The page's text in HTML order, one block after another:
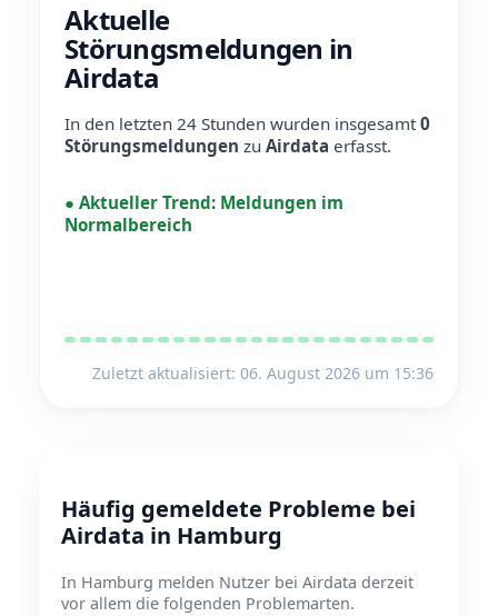
Aktuelle
Störungsmeldungen in
Airdata
In den letzten 24 Stunden wurden insgesamt0
Störungsmeldungen zu Airdata erfasst.
● Aktueller Trend: Meldungen im
Normalbereich
Zuletzt aktualisiert: 06. August 2026 um 15:36
Häufig gemeldete Probleme bei
Airdata in Hamburg
In Hamburg melden Nutzer bei Airdata derzeit
vor allem die folgenden Problemarten.